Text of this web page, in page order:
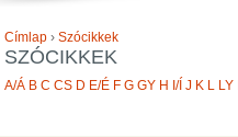
Címlap› Szócikkek
SZÓCIKKEK
A/Á B C CS D E/É F G GY H I/Í J K L LY